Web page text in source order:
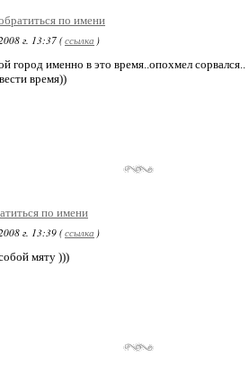
по имени
г. 13:37 (ссылка )
город именно в это время..опохмел сорвался..
время))
по имени
г. 13:39 (ссылка )
мяту )))